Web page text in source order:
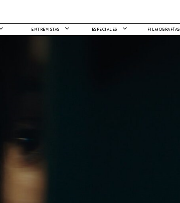
ENTREVISTAS ESPECIALES FILMOGRAFÍAS